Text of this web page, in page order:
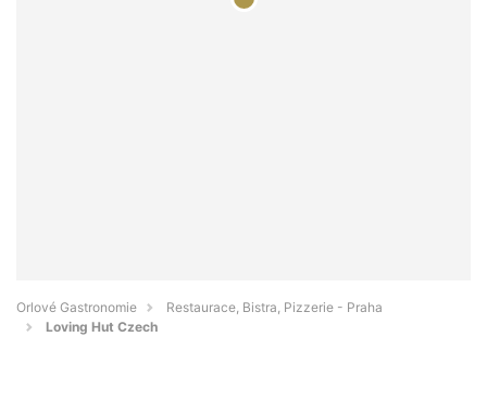
Orlové Gastronomie
Restaurace, Bistra, Pizzerie - Praha
Loving Hut Czech